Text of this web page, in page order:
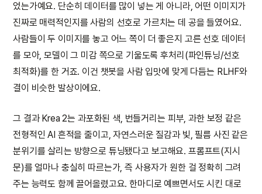
었는가예요. 단순히 데이터를 많이 넣는 게 아니라, 어떤 이미지가
진짜로 매력적인지를 사람의 선호로 가르치는 데 공을 들였어요.
사람들이 두 이미지를 놓고 어느 쪽이 더 좋은지 고른 선호 데이터
를 모아, 모델이 그 미감 쪽으로 기울도록 후처리(파인튜닝/선호
최적화)를 한 거죠. 이건 챗봇을 사람 입맛에 맞게 다듬는 RLHF와
결이 비슷한 발상이에요.
그 결과 Krea 2는 과포화된 색, 번들거리는 피부, 과한 보정 같은
전형적인 AI 흔적을 줄이고, 자연스러운 질감과 빛, 필름 사진 같은
분위기를 살리는 방향으로 튜닝됐다고 보고해요. 프롬프트(지시
문)를 얼마나 충실히 따르는가, 즉 사용자가 원한 걸 정확히 그려
주는 능력도 함께 끌어올렸고요. 한마디로 예쁘면서도 시킨 대로